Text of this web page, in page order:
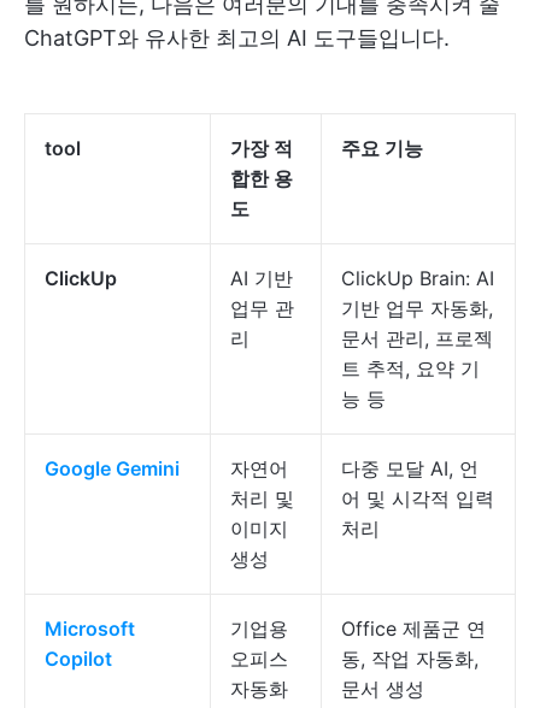
ChatGPT와 유사한 최고의 AI 도구들입니다.
tool
가장 적
합한 용
도
주요 기능
ClickUp
AI 기반
업무 관
리
ClickUp Brain: AI
기반 업무 자동화,
문서 관리, 프로젝
트 추적, 요약 기
능 등
Google Gemini
자연어
처리 및
이미지
생성
다중 모달 AI, 언
어 및 시각적 입력
처리
Microsoft
Copilot
기업용
오피스
자동화
Office 제품군 연
동, 작업 자동화,
문서 생성